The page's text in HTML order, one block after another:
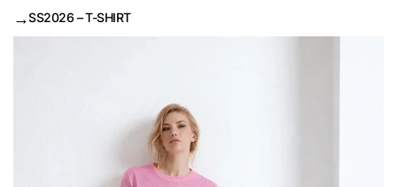
→SS2026 – T-SHIRT